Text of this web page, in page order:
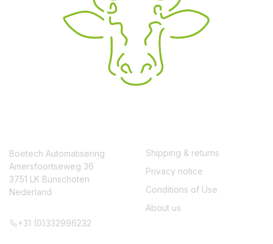
Boetech Automatisering
Amersfoortseweg 36
3751 LK Bunschoten
Nederland
+31 (0)332996232
Shipping & returns
Privacy notice
Conditions of Use
About us